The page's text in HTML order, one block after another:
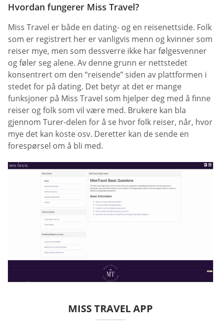
Hvordan fungerer Miss Travel?
Miss Travel er både en dating- og en reisenettside. Folk
som er registrert her er vanligvis menn og kvinner som
reiser mye, men som dessverre ikke har følgesvenner
og føler seg alene. Av denne grunn er nettstedet
konsentrert om den “reisende” siden av plattformen i
stedet for på dating. Det betyr at det er mange
funksjoner på Miss Travel som hjelper deg med å finne
reiser og folk som vil være med. Brukere kan bla
gjennom Turer-delen for å se hvor folk reiser, når, hvor
mye det kan koste osv. Deretter kan de sende en
forespørsel om å bli med.
MISS TRAVEL APP